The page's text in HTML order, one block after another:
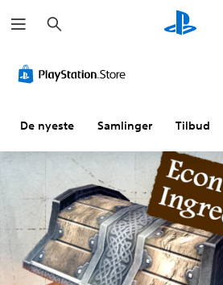
ø
k
De nyeste Samlinger Tilbud